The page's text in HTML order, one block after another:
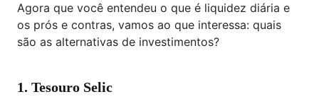
Agora que você entendeu o que é liquidez diária e
os prós e contras, vamos ao que interessa: quais
são as alternativas de investimentos?
1. Tesouro Selic